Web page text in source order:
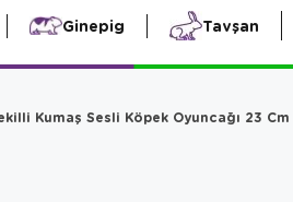
Ginepig Tavşan
Kumaş Sesli Köpek Oyuncağı 23 Cm